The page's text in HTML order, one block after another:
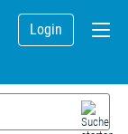
Login